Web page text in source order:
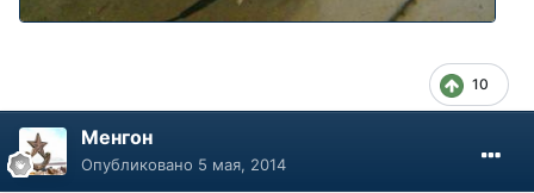
10
Менгон
Опубликовано 5 мая, 2014